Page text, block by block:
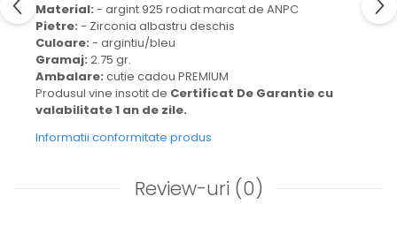
Material: - argint 925 rodiat marcat de ANPC
Pietre: - Zirconia albastru deschis
Culoare: - argintiu/bleu
Gramaj: 2.75 gr.
Ambalare: cutie cadou PREMIUM
Produsul vine insotit de Certificat De Garantie cu
valabilitate 1 an de zile.
Informatii conformitate produs
Review-uri (0)